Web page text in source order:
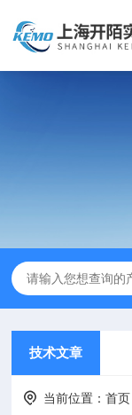
技术文章
当前位置：首页